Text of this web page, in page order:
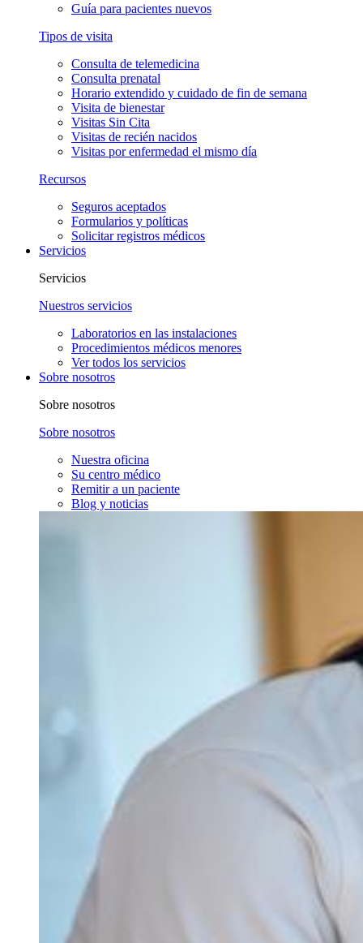
Guía para pacientes nuevos
Tipos de visita
Consulta de telemedicina
Consulta prenatal
Horario extendido y cuidado de fin de semana
Visita de bienestar
Visitas Sin Cita
Visitas de recién nacidos
Visitas por enfermedad el mismo día
Recursos
Seguros aceptados
Formularios y políticas
Solicitar registros médicos
Servicios
Servicios
Nuestros servicios
Laboratorios en las instalaciones
Procedimientos médicos menores
Ver todos los servicios
Sobre nosotros
Sobre nosotros
Sobre nosotros
Nuestra oficina
Su centro médico
Remitir a un paciente
Blog y noticias